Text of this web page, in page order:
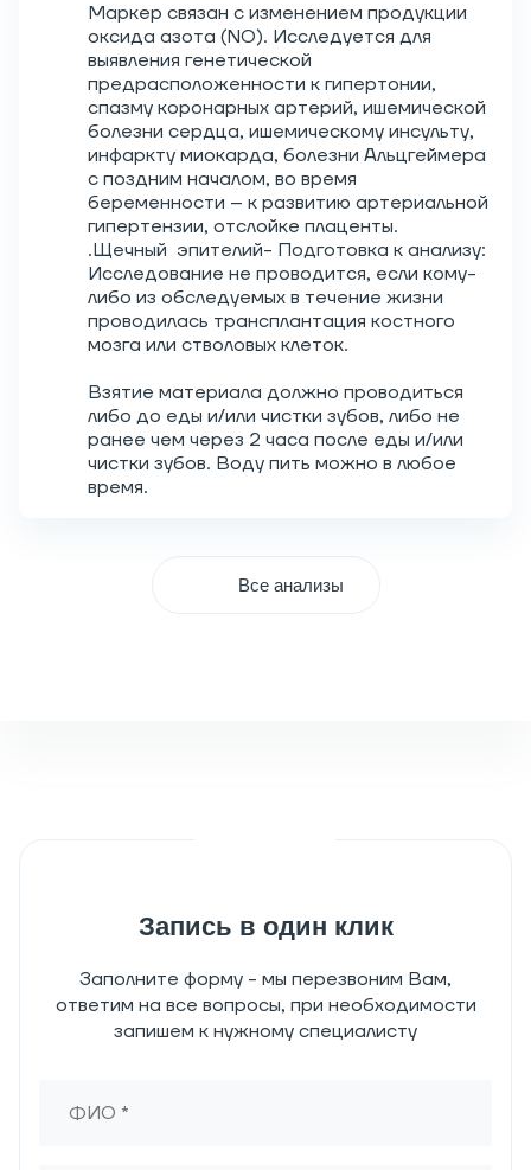
Маркер связан с изменением продукции
оксида азота (NO). Исследуется для
выявления генетической
предрасположенности к гипертонии,
спазму коронарных артерий, ишемической
болезни сердца, ишемическому инсульту,
инфаркту миокарда, болезни Альцгеймера
с поздним началом, во время
беременности – к развитию артериальной
гипертензии, отслойке плаценты.
.Щечный эпителий- Подготовка к анализу:
Исследование не проводится, если кому-
либо из обследуемых в течение жизни
проводилась трансплантация костного
мозга или стволовых клеток.
Взятие материала должно проводиться
либо до еды и/или чистки зубов, либо не
ранее чем через 2 часа после еды и/или
чистки зубов. Воду пить можно в любое
время.
Все анализы
Запись в один клик
Заполните форму - мы перезвоним Вам,
ответим на все вопросы, при необходимости
запишем к нужному специалисту